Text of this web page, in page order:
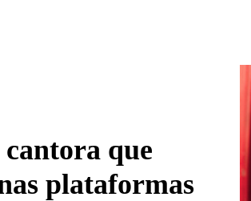
que
plataformas